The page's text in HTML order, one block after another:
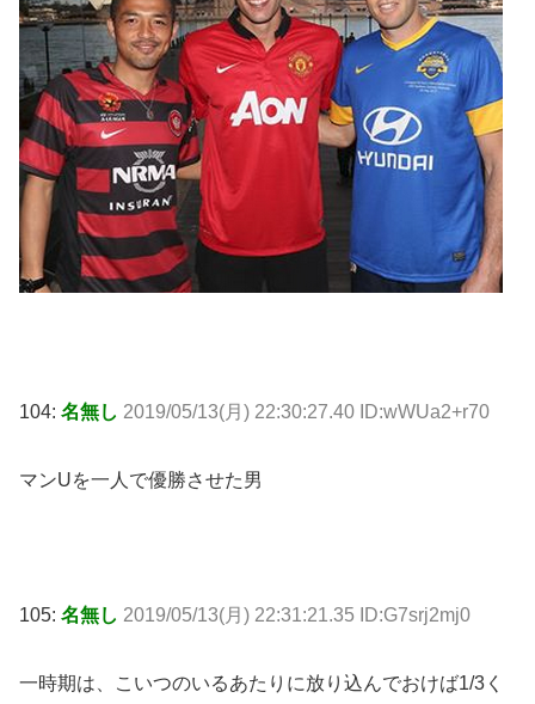
104: 名無し 2019/05/13(月) 22:30:27.40 ID:wWUa2+r70
マンUを一人で優勝させた男
105: 名無し 2019/05/13(月) 22:31:21.35 ID:G7srj2mj0
一時期は、こいつのいるあたりに放り込んでおけば1/3く